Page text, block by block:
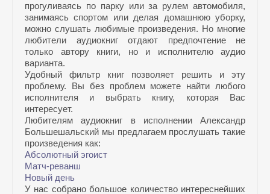
прогуливаясь по парку или за рулем автомобиля,
занимаясь спортом или делая домашнюю уборку,
можно слушать любимые произведения. Но многие
любители аудиокниг отдают предпочтение не
только автору книги, но и исполнителю аудио
варианта.
Удобный фильтр книг позволяет решить и эту
проблему. Вы без проблем можете найти любого
исполнителя и выбрать книгу, которая Вас
интересует.
Любителям аудиокниг в исполнении Александр
Большешальский мы предлагаем прослушать такие
произведения как:
Абсолютный эгоист
Матч-реванш
Новый день
У нас собрано большое количество интереснейших